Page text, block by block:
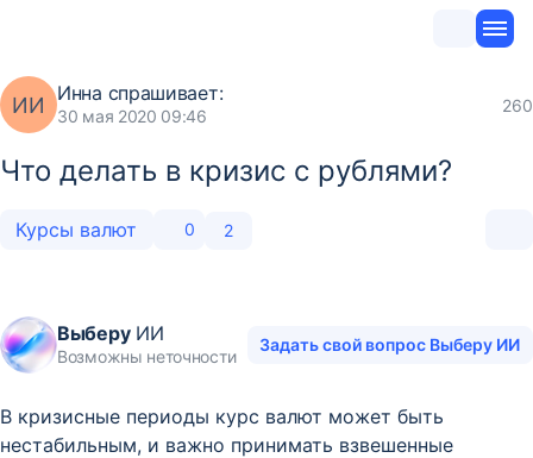
ИИ Инна спрашивает:
30 мая 2020 09:46
260
Что делать в кризис с рублями?
Курсы валют 0 2
ВыберуИИ
Возможны неточности
Задать свой вопрос Выберу ИИ
В кризисные периоды курс валют может быть
нестабильным, и важно принимать взвешенные